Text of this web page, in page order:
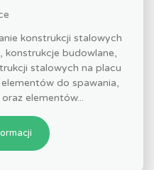
konstrukcji stalowych
konstrukcje budowlane,
stalowych na placu
do spawania,
elementów...